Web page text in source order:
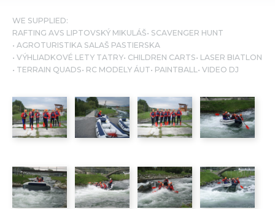
WE SUPPLIED:
RAFTING AVS LIPTOVSKÝ MIKULÁŠ SCAVENGER HUNT
AGROTURISTIKA SALAŠ PASTIERSKA
VÝHLIADKOVÉ LETY TATRY CHILDREN CARTS LASER BIATLON
TERRAIN QUADS RC MODELY ÁUT PAINTBALL VIDEO DJ